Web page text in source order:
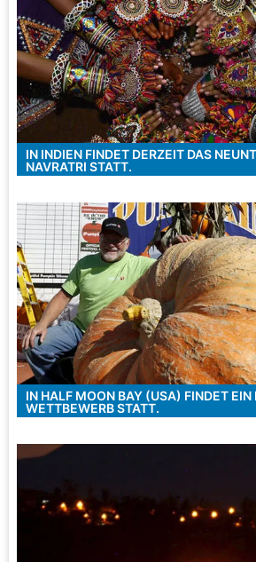
IN INDIEN FINDET DERZEIT DAS
NAVRATRI STATT.
IN HALF MOON BAY (USA) FINDET EIN
WETTBEWERB STATT.